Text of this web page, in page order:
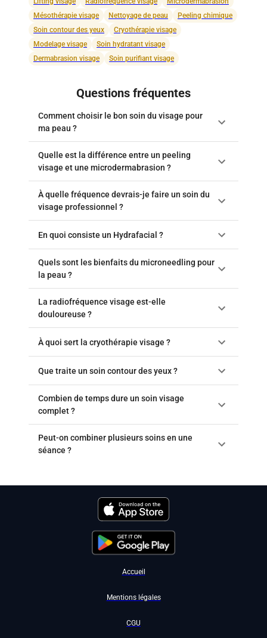
Mésothérapie visage
Nettoyage de peau
Peeling chimique
Soin contour des yeux
Cryothérapie visage
Modelage visage
Soin hydratant visage
Dermabrasion visage
Soin purifiant visage
Questions fréquentes
Comment choisir le bon soin du visage pour
ma peau ?
Quelle est la différence entre un peeling
visage et une microdermabrasion ?
À quelle fréquence devrais-je faire un soin du
visage professionnel ?
En quoi consiste un Hydrafacial ?
Quels sont les bienfaits du microneedling pour
la peau ?
La radiofréquence visage est-elle
douloureuse ?
À quoi sert la cryothérapie visage ?
Que traite un soin contour des yeux ?
Combien de temps dure un soin visage
complet ?
Peut-on combiner plusieurs soins en une
séance ?
Accueil
Mentions légales
CGU